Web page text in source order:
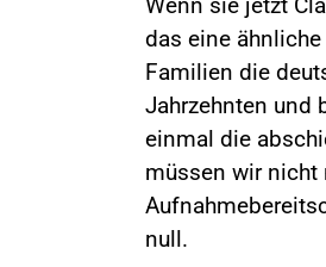
das eine
Familien die
Jahrzehnten und
einmal die
müssen wir nicht
null.